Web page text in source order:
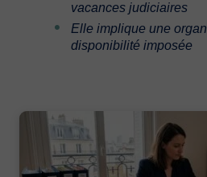
vacances judiciaires
Elle implique une
disponibilité imposée